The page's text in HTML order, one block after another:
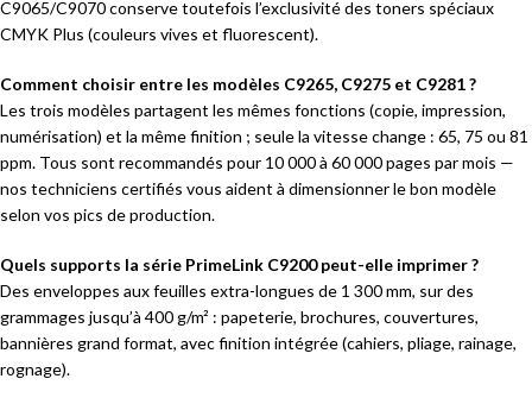
C9065/C9070 conserve toutefois l’exclusivité des toners spéciaux
CMYK Plus (couleurs vives et fluorescent).
Comment choisir entre les modèles C9265, C9275 et C9281 ?
Les trois modèles partagent les mêmes fonctions (copie, impression,
numérisation) et la même finition ; seule la vitesse change : 65, 75 ou 81
ppm. Tous sont recommandés pour 10 000 à 60 000 pages par mois —
nos techniciens certifiés vous aident à dimensionner le bon modèle
selon vos pics de production.
Quels supports la série PrimeLink C9200 peut-elle imprimer ?
Des enveloppes aux feuilles extra-longues de 1 300 mm, sur des
grammages jusqu’à 400 g/m² : papeterie, brochures, couvertures,
bannières grand format, avec finition intégrée (cahiers, pliage, rainage,
rognage).